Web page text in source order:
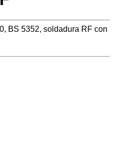
BS 5352, soldadura RF con